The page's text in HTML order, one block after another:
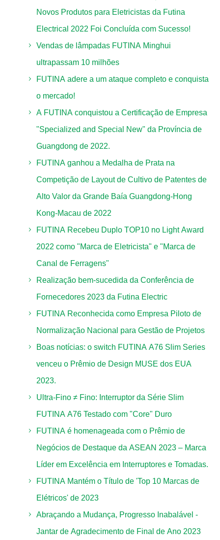
Novos Produtos para Eletricistas da Futina
Electrical 2022 Foi Concluída com Sucesso!
Vendas de lâmpadas FUTINA Minghui
ultrapassam 10 milhões
FUTINA adere a um ataque completo e conquista
o mercado!
A FUTINA conquistou a Certificação de Empresa
"Specialized and Special New" da Província de
Guangdong de 2022.
FUTINA ganhou a Medalha de Prata na
Competição de Layout de Cultivo de Patentes de
Alto Valor da Grande Baía Guangdong-Hong
Kong-Macau de 2022
FUTINA Recebeu Duplo TOP10 no Light Award
2022 como "Marca de Eletricista" e "Marca de
Canal de Ferragens"
Realização bem-sucedida da Conferência de
Fornecedores 2023 da Futina Electric
FUTINA Reconhecida como Empresa Piloto de
Normalização Nacional para Gestão de Projetos
Boas notícias: o switch FUTINA A76 Slim Series
venceu o Prêmio de Design MUSE dos EUA
2023.
Ultra-Fino ≠ Fino: Interruptor da Série Slim
FUTINA A76 Testado com "Core" Duro
FUTINA é homenageada com o Prêmio de
Negócios de Destaque da ASEAN 2023 – Marca
Líder em Excelência em Interruptores e Tomadas.
FUTINA Mantém o Título de 'Top 10 Marcas de
Elétricos' de 2023
Abraçando a Mudança, Progresso Inabalável -
Jantar de Agradecimento de Final de Ano 2023